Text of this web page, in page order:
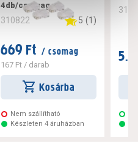
4db/csomag
310822 5 (1)
669 Ft / csomag
167 Ft/ darab
Kosárba
Nem szállítható
Készleten 4 áruházban